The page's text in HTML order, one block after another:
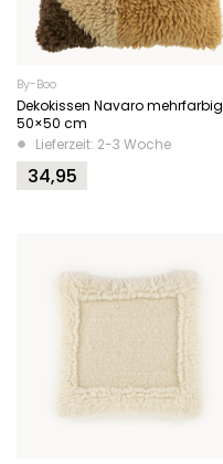
By-Boo
Dekokissen Navaro mehrfarbig
50×50 cm
Lieferzeit: 2-3 Woche
34,95